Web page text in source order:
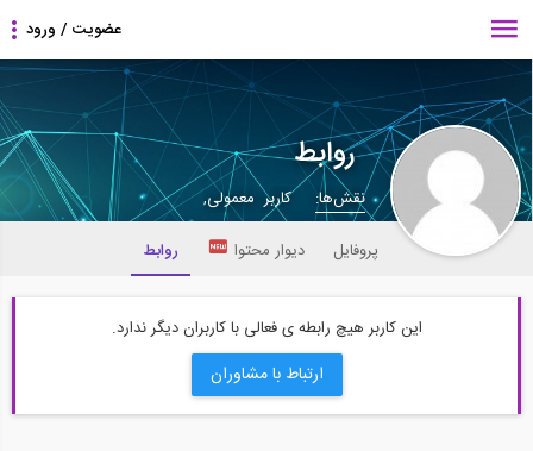
روابط
نقش‌ها:
کاربر معمولی,
پروفایل
دیوار محتوا روابط
این کاربر هیچ رابطه ی فعالی با کاربران دیگر ندارد.
ارتباط با مشاوران